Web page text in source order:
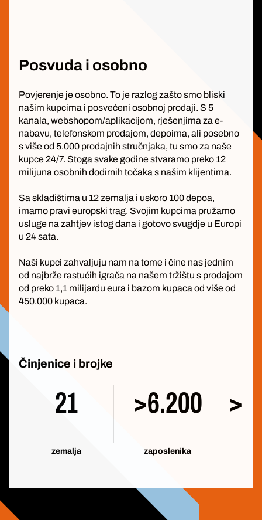
Posvuda i osobno
Povjerenje je osobno. To je razlog zašto smo bliski
našim kupcima i posvećeni osobnoj prodaji. S 5
kanala, webshopom/aplikacijom, rješenjima za e-
nabavu, telefonskom prodajom, depoima, ali posebno
s više od 5.000 prodajnih stručnjaka, tu smo za naše
kupce 24/7. Stoga svake godine stvaramo preko 12
milijuna osobnih dodirnih točaka s našim klijentima.
Sa skladištima u 12 zemalja i uskoro 100 depoa,
imamo pravi europski trag. Svojim kupcima pružamo
usluge na zahtjev istog dana i gotovo svugdje u Europi
u 24 sata.
Naši kupci zahvaljuju nam na tome i čine nas jednim
od najbrže rastućih igrača na našem tržištu s prodajom
od preko 1,1 milijardu eura i bazom kupaca od više od
450.000 kupaca.
Činjenice i brojke
21
zemalja
>6.200
zaposlenika